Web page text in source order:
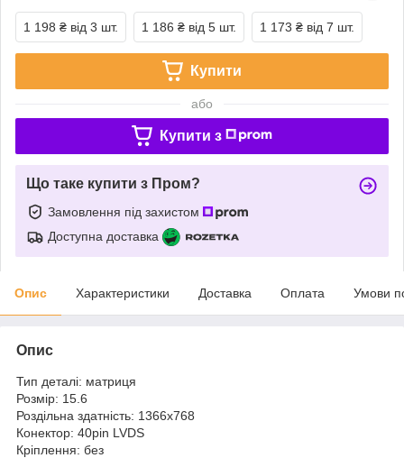
1 198 ₴ від 3 шт. 1 186 ₴ від 5 шт. 1 173 ₴ від 7 шт.
Купити
або
Купити з
Що таке купити з Пром?
Замовлення під захистом
Доступна доставка
Опис Характеристики Доставка Оплата Умови
Опис
Тип деталі: матриця
Розмір: 15.6
Роздільна здатність: 1366x768
Конектор: 40pin LVDS
Кріплення: без